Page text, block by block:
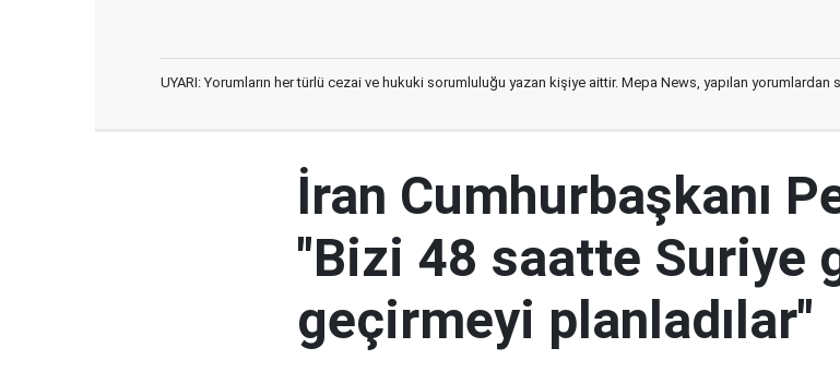
UYARI: Yorumların her türlü cezai ve hukuki sorumluluğu yazan kişiye aittir. Mepa News, yapılan yorumlardan
İran Cumhurbaşkanı
"Bizi 48 saatte Suriye
geçirmeyi planladılar"